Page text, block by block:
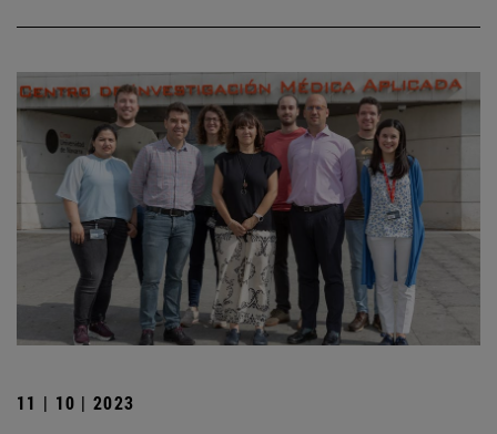
11 | 10 | 2023